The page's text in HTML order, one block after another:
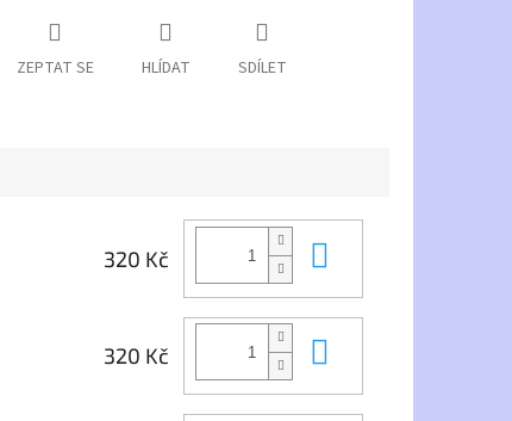
ZEPTAT SE HLÍDAT SDÍLET
320 Kč
320 Kč